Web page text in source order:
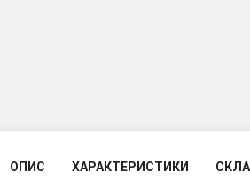
ОПИС ХАРАКТЕРИСТИКИ